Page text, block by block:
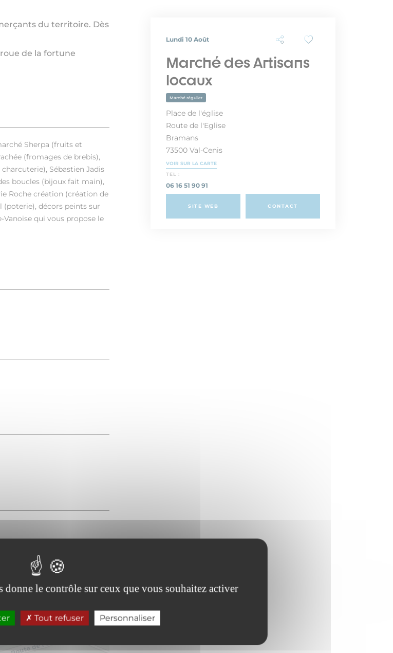
donne le contrôle sur ceux que vous souhaitez activer
Tout refuser Personnaliser
du territoire. Dès
de la fortune
Sherpa (fruits et
(fromages de brebis),
Sébastien Jadis
boucles (bijoux fait main),
Roche création (création de
(poterie), décors peints sur
Vanoise qui vous propose le
Lundi 10 Août
Marché des Artisans
locaux
Marché régulier
Place de l'église
Route de l'Eglise
Bramans
73500 Val-Cenis
VOIR SUR LA CARTE
TEL :
06 16 51 90 91
SITE WEB CONTACT